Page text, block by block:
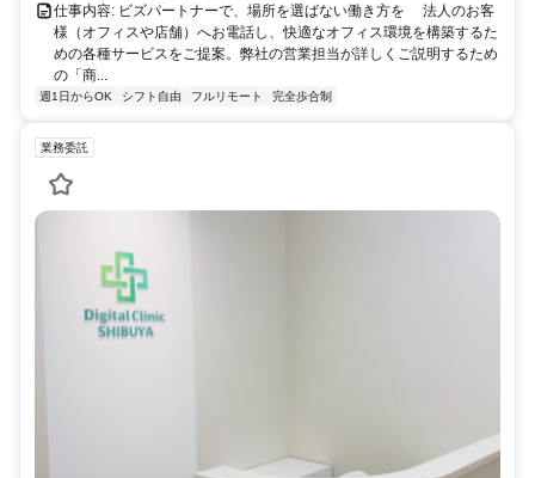
仕事内容: ビズパートナーで、場所を選ばない働き方を 法人のお客
様（オフィスや店舗）へお電話し、快適なオフィス環境を構築するた
めの各種サービスをご提案。弊社の営業担当が詳しくご説明するため
の「商...
週1日からOK シフト自由 フルリモート 完全歩合制
業務委託